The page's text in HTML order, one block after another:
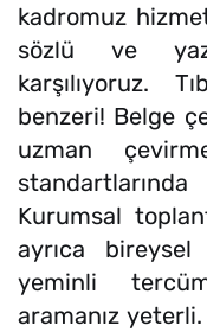
kadromuz
sözlü ve
karşılıyoruz.
benzeri! Belge
uzman
Kurumsal
ayrıca
yeminli
aramanız